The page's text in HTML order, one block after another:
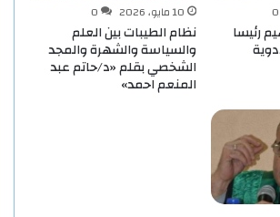
0
رئيسا
10 مايو، 2026 0
نظام الطيبات بين العلم
والسياسة والشهرة والمجد
الشخصي بقلم «د/حاتم عبد
المنعم احمد»